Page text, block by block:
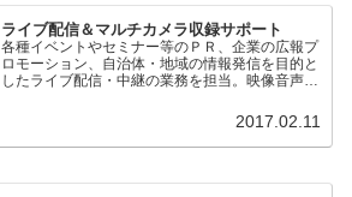
ライブ配信＆マルチカメラ収録サポート
各種イベントやセミナー等のＰＲ、企業の広報プ
ロモーション、自治体・地域の情報発信を目的と
したライブ配信・中継の業務を担当。映像音声の
2017.02.11